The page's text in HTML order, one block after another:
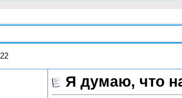
Я думаю, что